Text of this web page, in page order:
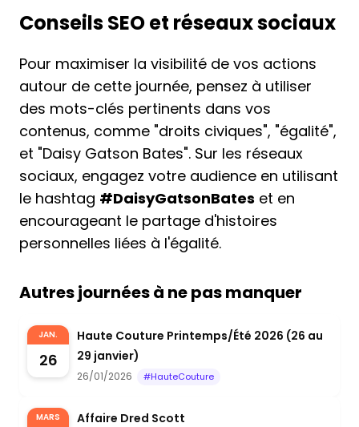
Conseils SEO et réseaux sociaux
Pour maximiser la visibilité de vos actions
autour de cette journée, pensez à utiliser
des mots-clés pertinents dans vos
contenus, comme "droits civiques", "égalité",
et "Daisy Gatson Bates". Sur les réseaux
sociaux, engagez votre audience en utilisant
le hashtag #DaisyGatsonBates et en
encourageant le partage d'histoires
personnelles liées à l'égalité.
Autres journées à ne pas manquer
JAN.
26
Haute Couture Printemps/Été 2026 (26 au
29 janvier)
26/01/2026 #HauteCouture
MARS Affaire Dred Scott